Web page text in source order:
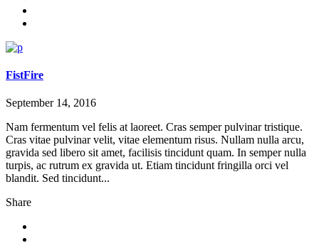
FistFire
September 14, 2016
Nam fermentum vel felis at laoreet. Cras semper pulvinar tristique.
Cras vitae pulvinar velit, vitae elementum risus. Nullam nulla arcu,
gravida sed libero sit amet, facilisis tincidunt quam. In semper nulla
turpis, ac rutrum ex gravida ut. Etiam tincidunt fringilla orci vel
blandit. Sed tincidunt...
Share